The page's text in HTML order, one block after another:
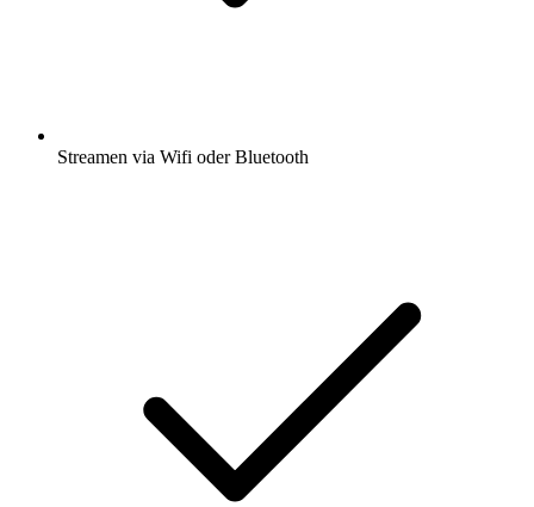
Streamen via Wifi oder Bluetooth